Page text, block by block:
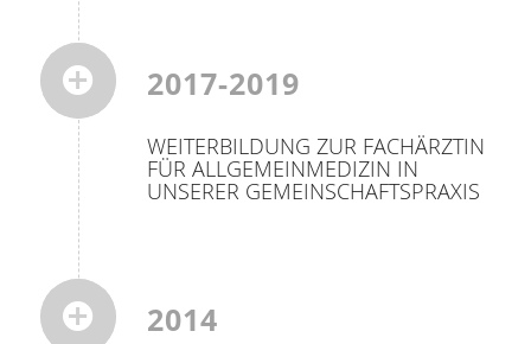
2017-2019
WEITERBILDUNG ZUR FACHÄRZTIN
FÜR ALLGEMEINMEDIZIN IN
UNSERER GEMEINSCHAFTSPRAXIS
2014